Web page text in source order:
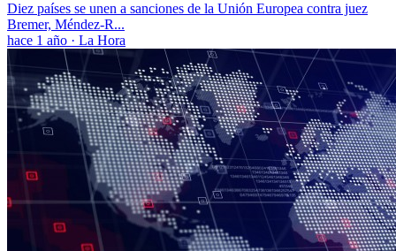
Diez países se unen a sanciones de la Unión Europea contra juez
Bremer, Méndez-R...
hace 1 año · La Hora